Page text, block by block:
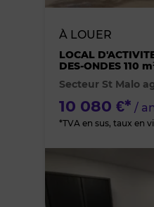
À LOUER
LOCAL
DES-ONDES 110
Secteur St Malo
10 080 €* /
*TVA en sus, taux en